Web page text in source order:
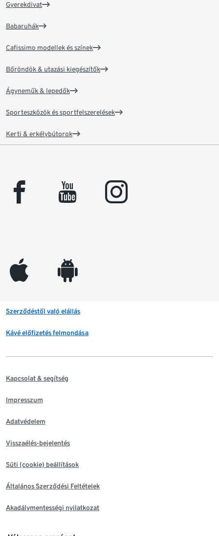
Gyerekdivat
Babaruhák
Cafissimo modellek és színek
Bőröndök & utazási kiegészítők
Ágyneműk & lepedők
Sporteszközök és sportfelszerelések
Kerti & erkélybútorok
facebook youtube instagram
appleinc android
Szerződéstől való elállás
Kávé előfizetés felmondása
Kapcsolat & segítség
Impresszum
Adatvédelem
Visszaélés-bejelentés
Süti (cookie) beállítások
Általános Szerződési Feltételek
Akadálymentességi nyilatkozat